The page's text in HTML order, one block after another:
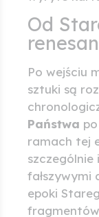
Od
Po wejściu
sztuki są
Państwa
ramach tej
fałszywymi
epoki